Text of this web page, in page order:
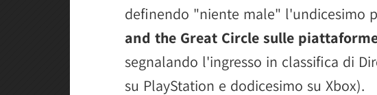
definendo "niente male" l'undicesimo
and the Great Circle sulle
segnalando l'ingresso in classifica di
su PlayStation e dodicesimo su Xbox).